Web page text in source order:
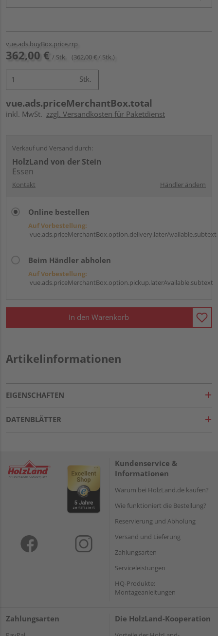
vue.ads.buyBox.price.rrp
362,00 € / Stk. (362,00 € / Stk.)
Stk.
vue.ads.priceMerchantBox.total
inkl. MwSt. zzgl. Versandkosten für Paketdienst
Verkauf und Versand durch:
HolzLand von der Stein
Essen
Kontakt Händler ändern
Online bestellen
Auf Vorbestellung:
vue.ads.priceMerchantBox.option.delivery.laterAvailable.subtext
Beim Händler abholen
Auf Vorbestellung:
vue.ads.priceMerchantBox.option.pickup.laterAvailable.subtext
In den Warenkorb
Artikelinformationen
EIGENSCHAFTEN
DATENBLÄTTER
Kundenservice &
Informationen
Warum bei HolzLand.de kaufen?
Wie funktioniert die Bestellung?
Reservierung und Abholung
Versand und Lieferung
Zahlungsarten
Serviceleistungen
HQ-Produkte:
Montageanleitungen
Zahlungsarten Die HolzLand-Kooperation